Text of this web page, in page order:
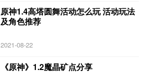
原神1.4高塔圆舞活动怎么玩 活动玩法
及角色推荐
2021-08-22
《原神》1.2魔晶矿点分享